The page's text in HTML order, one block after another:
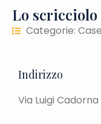
Lo scricciolo
Categorie:
Indirizzo
Via Luigi